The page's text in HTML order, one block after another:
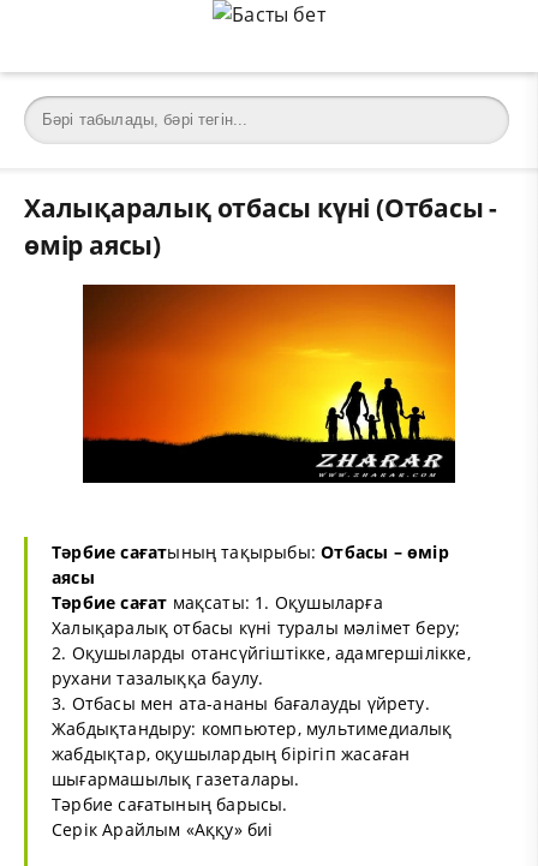
Халықаралық отбасы күні (Отбасы -
өмір аясы)
Тәрбие сағатының тақырыбы:Отбасы – өмір
аясы
Тәрбие сағат мақсаты: 1. Оқушыларға
Халықаралық отбасы күні туралы мәлімет беру;
2. Оқушыларды отансүйгіштікке, адамгершілікке,
рухани тазалыққа баулу.
3. Отбасы мен ата-ананы бағалауды үйрету.
Жабдықтандыру: компьютер, мультимедиалық
жабдықтар, оқушылардың бірігіп жасаған
шығармашылық газеталары.
Тәрбие сағатының барысы.
Серік Арайлым «Аққу» биі